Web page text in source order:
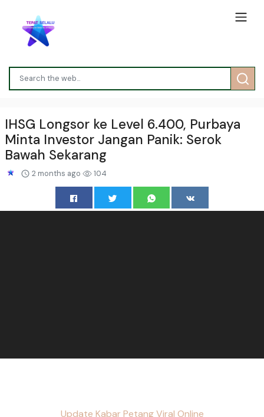
IHSG Longsor ke Level 6.400, Purbaya
Minta Investor Jangan Panik: Serok
Bawah Sekarang
2 months ago 104
Update Kabar Petang Viral Online